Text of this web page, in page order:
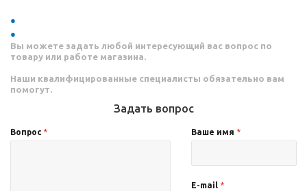
Вы можете задать любой интересующий вас вопрос по
товару или работе магазина.
Наши квалифицированные специалисты обязательно вам
помогут.
Задать вопрос
Вопрос * Ваше имя *
E-mail *